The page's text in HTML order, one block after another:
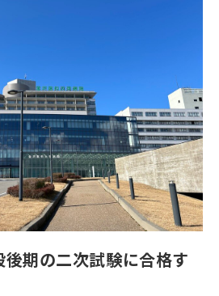
期の二次試験に合格す